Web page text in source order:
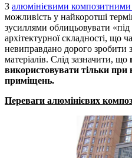
З алюмінієвими
можливість у найкоротші
зусиллями облицьовувати «під
архітектурної складності, що
невиправдано дорого
матеріалів. Слід зазначити, що
використовувати тільки при
приміщень.
Переваги алюмінієвих